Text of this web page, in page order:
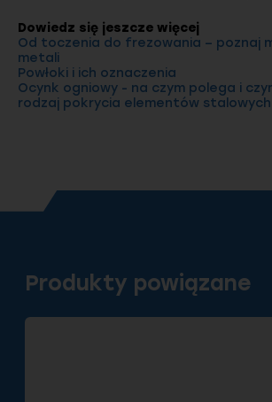
Dowiedz się jeszcze więcej
Od toczenia do frezowania – poznaj
metali
Powłoki i ich oznaczenia
Ocynk ogniowy - na czym polega i
rodzaj pokrycia elementów
Produkty powiązane